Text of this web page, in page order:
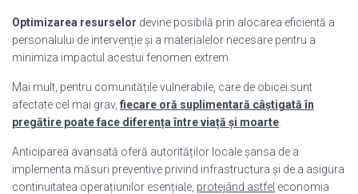
Optimizarea resurselor devine posibilă prin alocarea eficientă a
personalului de intervenție și a materialelor necesare pentru a
minimiza impactul acestui fenomen extrem.
Mai mult, pentru comunitățile vulnerabile, care de obicei sunt
afectate cel mai grav, fiecare oră suplimentară câștigată în
pregătire poate face diferența între viață și moarte
Anticiparea avansată oferă autorităților locale șansa de a
implementa măsuri preventive privind infrastructura și de a asigura
continuitatea operațiunilor esențiale, protejând astfel economia